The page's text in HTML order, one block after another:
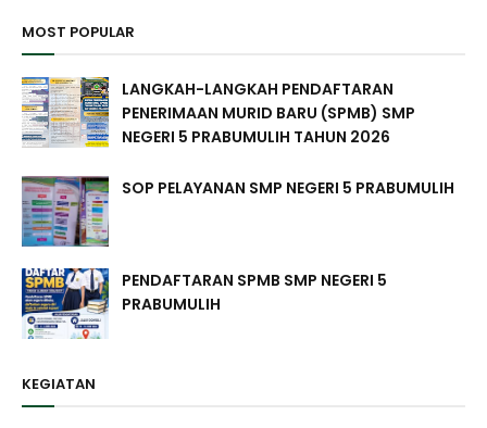
MOST POPULAR
LANGKAH-LANGKAH PENDAFTARAN
PENERIMAAN MURID BARU (SPMB) SMP
NEGERI 5 PRABUMULIH TAHUN 2026
SOP PELAYANAN SMP NEGERI 5 PRABUMULIH
PENDAFTARAN SPMB SMP NEGERI 5
PRABUMULIH
KEGIATAN